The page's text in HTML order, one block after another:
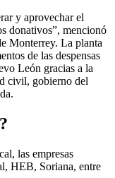
y aprovechar el
donativos”, mencionó
Monterrey. La planta
de las despensas
León gracias a la
civil, gobierno del
las empresas
HEB, Soriana, entre